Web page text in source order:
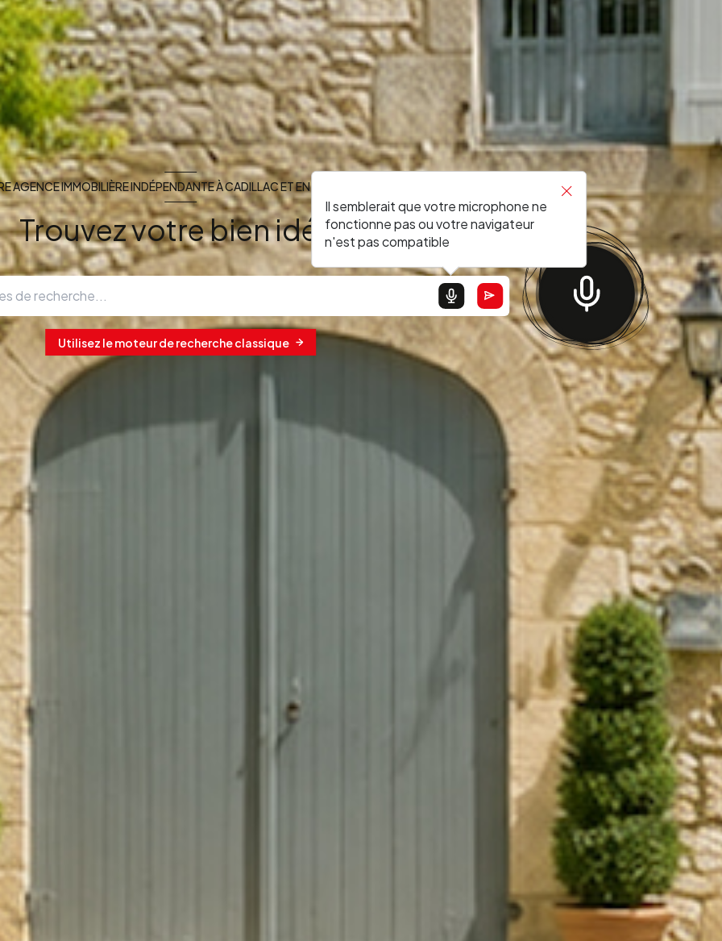
AGENCE IMMOBILIÈRE INDÉPENDANTE À CADILLAC ET EN SUD GIRONDE
Trouvez votre bien idéal
Il semblerait que votre microphone ne
fonctionne pas ou votre navigateur
n'est pas compatible
Utilisez le moteur de recherche classique